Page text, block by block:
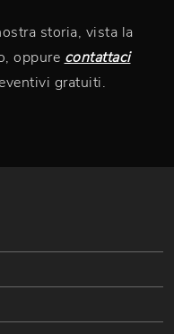
storia, vista la
oppure contattaci
gratuiti.